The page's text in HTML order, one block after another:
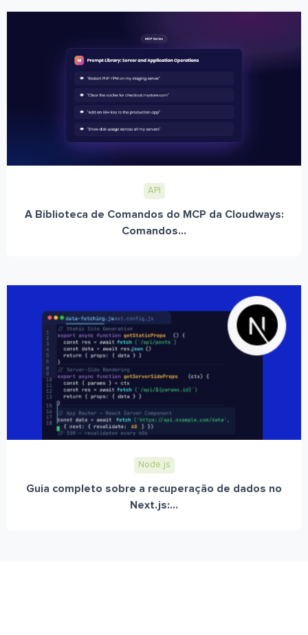
API
A Biblioteca de Comandos do MCP da Cloudways:
Comandos...
Node.js
Guia completo sobre a recuperação de dados no
Next.js:...